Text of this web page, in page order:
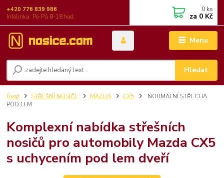
Menu
Hledat
+420 776 839 986
Infolinka: Po-Pá 8-18 hod.
0 ks
za 0 Kč
Úvod STŘEŠNÍ NOSIČE MAZDA CX5
NORMÁLNÍ STŘECHA
POD LEM
Komplexní nabídka střešních
nosičů pro automobily Mazda CX5
s uchycením pod lem dveří